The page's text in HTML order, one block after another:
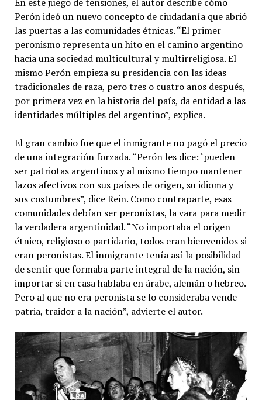
Perón ideó un nuevo concepto de ciudadanía que abrió
las puertas a las comunidades étnicas. “El primer
peronismo representa un hito en el camino argentino
hacia una sociedad multicultural y multirreligiosa. El
mismo Perón empieza su presidencia con las ideas
tradicionales de raza, pero tres o cuatro años después,
por primera vez en la historia del país, da entidad a las
identidades múltiples del argentino”, explica.
El gran cambio fue que el inmigrante no pagó el precio
de una integración forzada. “Perón les dice: ‘pueden
ser patriotas argentinos y al mismo tiempo mantener
lazos afectivos con sus países de origen, su idioma y
sus costumbres”, dice Rein. Como contraparte, esas
comunidades debían ser peronistas, la vara para medir
la verdadera argentinidad. “No importaba el origen
étnico, religioso o partidario, todos eran bienvenidos si
eran peronistas. El inmigrante tenía así la posibilidad
de sentir que formaba parte integral de la nación, sin
importar si en casa hablaba en árabe, alemán o hebreo.
Pero al que no era peronista se lo consideraba vende
patria, traidor a la nación”, advierte el autor.